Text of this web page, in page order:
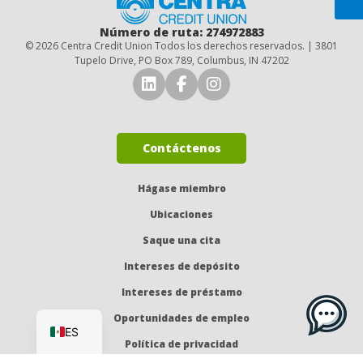
Número de ruta: 274972883
© 2026 Centra Credit Union Todos los derechos reservados. | 3801
Tupelo Drive, PO Box 789, Columbus, IN 47202
Conéctese con nosotros en
Conéctese con
Síguenos en
Contáctenos
Hágase miembro
Ubicaciones
Saque una cita
Intereses de depósito
Intereses de préstamo
Oportunidades de empleo
Política de privacidad
ES